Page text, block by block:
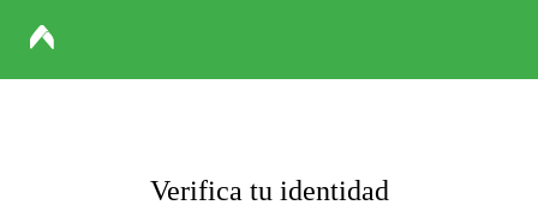
Verifica tu identidad